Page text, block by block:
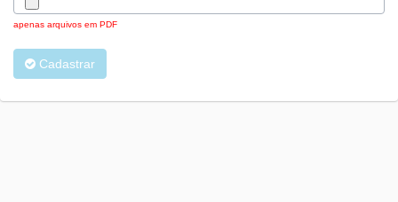
apenas arquivos em PDF
Cadastrar